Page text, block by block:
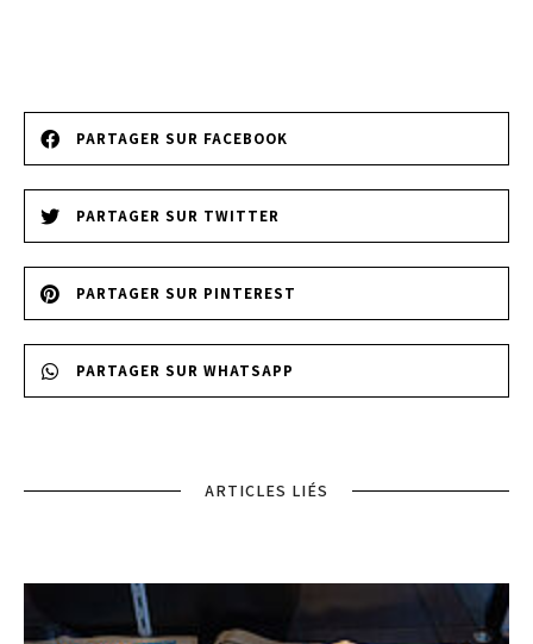
PARTAGER SUR FACEBOOK
PARTAGER SUR TWITTER
PARTAGER SUR PINTEREST
PARTAGER SUR WHATSAPP
ARTICLES LIÉS